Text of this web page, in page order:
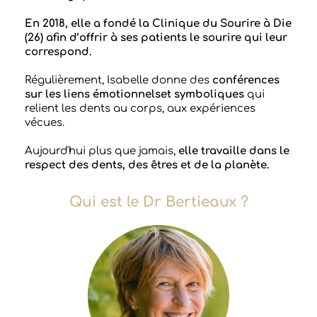
En 2018, elle a fondé la Clinique du Sourire à Die
(26) afin d’offrir à ses patients le sourire qui leur
correspond.
Régulièrement, Isabelle donne des conférences
sur les liens émotionnelset symboliques qui
relient les dents au corps, aux expériences
vécues.
Aujourd'hui plus que jamais, elle travaille dans le
respect des dents, des êtres et de la planète.
Qui est le Dr Bertieaux ?